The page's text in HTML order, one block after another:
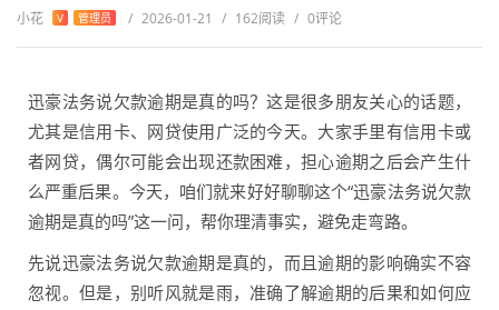
小花 V 管理员 / 2026-01-21 / 162阅读 / 0评论
迅豪法务说欠款逾期是真的吗？这是很多朋友关心的话题，
尤其是信用卡、网贷使用广泛的今天。大家手里有信用卡或
者网贷，偶尔可能会出现还款困难，担心逾期之后会产生什
么严重后果。今天，咱们就来好好聊聊这个“迅豪法务说欠款
逾期是真的吗”这一问，帮你理清事实，避免走弯路。
先说迅豪法务说欠款逾期是真的，而且逾期的影响确实不容
忽视。但是，别听风就是雨，准确了解逾期的后果和如何应